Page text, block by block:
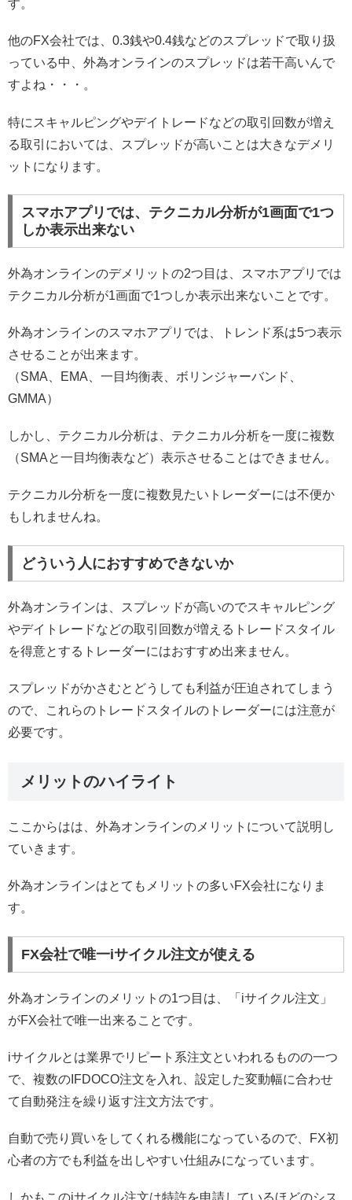
す。
他のFX会社では、0.3銭や0.4銭などのスプレッドで取り扱
っている中、外為オンラインのスプレッドは若干高いんで
すよね・・・。
特にスキャルピングやデイトレードなどの取引回数が増え
る取引においては、スプレッドが高いことは大きなデメリ
ットになります。
スマホアプリでは、テクニカル分析が1画面で1つ
しか表示出来ない
外為オンラインのデメリットの2つ目は、スマホアプリでは
テクニカル分析が1画面で1つしか表示出来ないことです。
外為オンラインのスマホアプリでは、トレンド系は5つ表示
させることが出来ます。
（SMA、EMA、一目均衡表、ボリンジャーバンド、
GMMA）
しかし、テクニカル分析は、テクニカル分析を一度に複数
（SMAと一目均衡表など）表示させることはできません。
テクニカル分析を一度に複数見たいトレーダーには不便か
もしれませんね。
どういう人におすすめできないか
外為オンラインは、スプレッドが高いのでスキャルピング
やデイトレードなどの取引回数が増えるトレードスタイル
を得意とするトレーダーにはおすすめ出来ません。
スプレッドがかさむとどうしても利益が圧迫されてしまう
ので、これらのトレードスタイルのトレーダーには注意が
必要です。
メリットのハイライト
ここからはは、外為オンラインのメリットについて説明し
ていきます。
外為オンラインはとてもメリットの多いFX会社になりま
す。
FX会社で唯一iサイクル注文が使える
外為オンラインのメリットの1つ目は、「iサイクル注文」
がFX会社で唯一出来ることです。
iサイクルとは業界でリピート系注文といわれるものの一つ
で、複数のIFDOCO注文を入れ、設定した変動幅に合わせ
て自動発注を繰り返す注文方法です。
自動で売り買いをしてくれる機能になっているので、FX初
心者の方でも利益を出しやすい仕組みになっています。